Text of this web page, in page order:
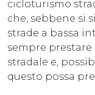
cicloturismo
che, sebbene si
strade a bassa
sempre
stradale e,
questo possa